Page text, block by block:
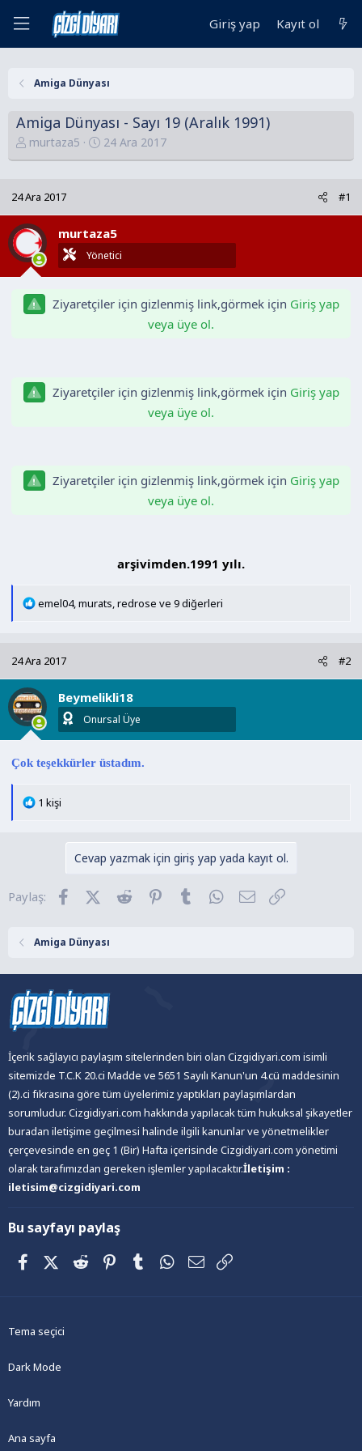
Giriş yap Kayıt ol
Amiga Dünyası
Amiga Dünyası - Sayı 19 (Aralık 1991)
K
o
u
y
u
B
a
l
a
murtaza5
B
a
a
n
g
ı
t
i
24 Ara 2017
24 Ara 2017 #1
murtaza5
Yönetici
Ziyaretçiler için gizlenmiş link,görmek için Giriş yap
veya üye ol.
Ziyaretçiler için gizlenmiş link,görmek için Giriş yap
veya üye ol.
Ziyaretçiler için gizlenmiş link,görmek için Giriş yap
veya üye ol.
arşivimden.1991 yılı.​
T
i
l
e
r
:
emel04, murats redrose ve 9 diğerleri
24 Ara 2017 #2
Beymelikli18
Onursal Üye
Çok teşekkürler üstadım.
T
e
1 kişi
Cevap yazmak için giriş yap yada kayıt ol.
Paylaş: FacebookX (Twitter)
Reddit Pinterest
Tumblr WhatsApp
E-posta
Amiga Dünyası
İçerik sağlayıcı paylaşım sitelerinden biri olan Cizgidiyari.com isimli
sitemizde T.C.K 20.ci Madde ve 5651 Sayılı Kanun'un 4.cü maddesinin
(2).ci fıkrasına göre tüm üyelerimiz yaptıkları paylaşımlardan
sorumludur. Cizgidiyari.com hakkında yapılacak tüm hukuksal şikayetler
buradan iletişime geçilmesi halinde ilgili kanunlar ve yönetmelikler
çerçevesinde en geç 1 (Bir) Hafta içerisinde Cizgidiyari.com yönetimi
olarak tarafımızdan gereken işlemler yapılacaktır.İletişim :
iletisim@cizgidiyari.com
Bu sayfayı paylaş
FacebookX (Twitter)
Reddit PinterestTumblrWhatsApp
E-posta
Tema seçici
Dark Mode
Yardım
Ana sayfa